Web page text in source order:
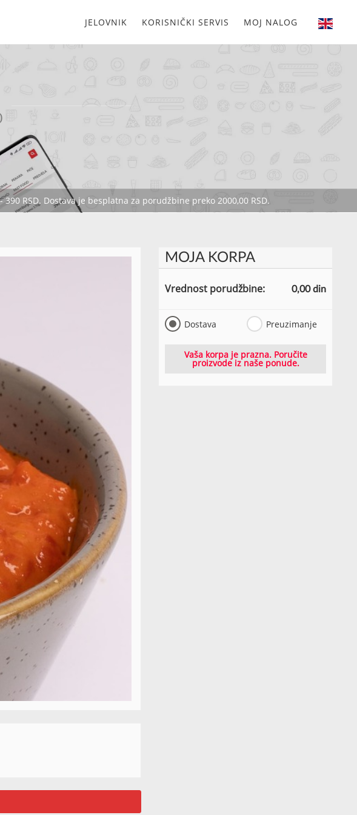
JELOVNIK KORISNIČKI SERVIS MOJ NALOG
390 RSD. Dostava je besplatna za porudžbine preko 2000,00 RSD.
MOJA KORPA
Vrednost porudžbine: 0,00 din
Dostava Preuzimanje
Vaša korpa je prazna. Poručite
proizvode iz naše ponude.